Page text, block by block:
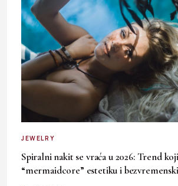
JEWELRY
Spiralni nakit se vraća u 2026: Trend
“mermaidcore” estetiku i